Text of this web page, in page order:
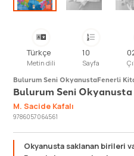
Türkçe
Metin dili
10
Sayfa
Bulurum Seni OkyanustaFenerli
Bulurum Seni Okyanusta
M. Sacide Kafalı
9786057064561
Okyanusta saklanan birileri